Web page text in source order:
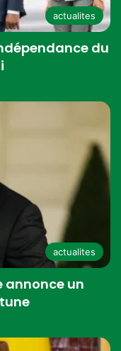
actualites
du
actualites
annonce un